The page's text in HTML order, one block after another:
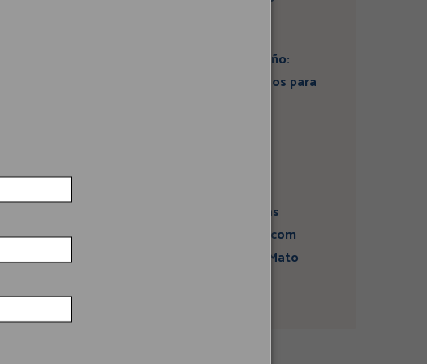
Artigo: Super El Niño:
estamos preparados para
atividades sísmicas
fortalece diálogo com
comunidades em Mato